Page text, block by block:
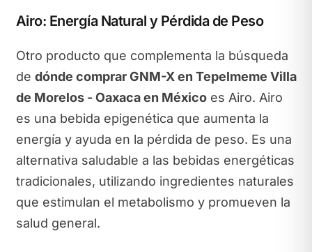
Airo: Energía Natural y Pérdida de Peso
Otro producto que complementa la búsqueda
de dónde comprar GNM-X en Tepelmeme Villa
de Morelos - Oaxaca en Méxicoes Airo. Airo
es una bebida epigenética que aumenta la
energía y ayuda en la pérdida de peso. Es una
alternativa saludable a las bebidas energéticas
tradicionales, utilizando ingredientes naturales
que estimulan el metabolismo y promueven la
salud general.